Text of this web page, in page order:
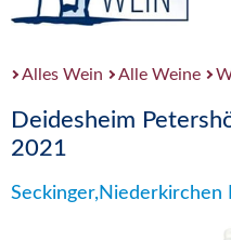
Alles Wein Alle Weine
Deidesheim
2021
Seckinger,Niederkirchen